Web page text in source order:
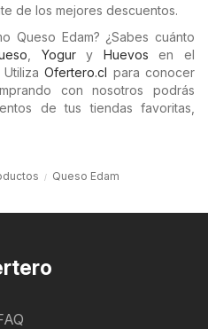
de los mejores descuentos.
Queso Edam? ¿Sabes cuánto
Yogury Huevos en el
Ofertero.cl para conocer
con nosotros podrás
de tus tiendas favoritas,
Queso Edam